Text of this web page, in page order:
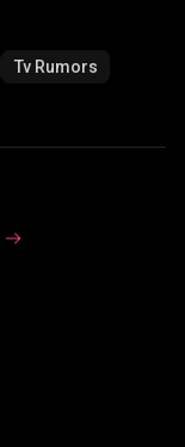
Tv Rumors